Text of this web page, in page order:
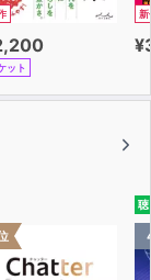
ット
新
聴